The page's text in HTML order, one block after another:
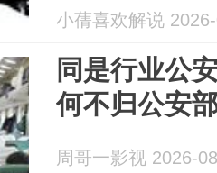
小蒨喜欢解说
同是行业公
何不归公安
周哥一影视 2026-